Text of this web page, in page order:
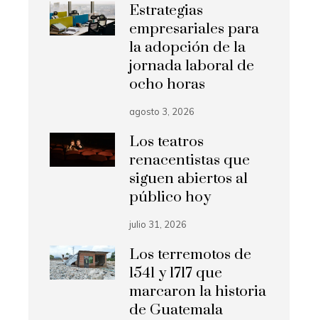
Estrategias
empresariales para
la adopción de la
jornada laboral de
ocho horas
agosto 3, 2026
Los teatros
renacentistas que
siguen abiertos al
público hoy
julio 31, 2026
Los terremotos de
1541 y 1717 que
marcaron la historia
de Guatemala